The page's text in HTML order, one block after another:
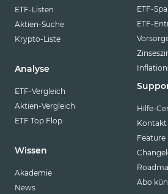
ETF-Listen
Aktien-Suche
Krypto-Liste
Analyse
ETF-Vergleich
Aktien-Vergleich
ETF Top Flop
Wissen
Akademie
News
ETF-
ETF-
Hilfe-
Kontakt
Feature
Abo